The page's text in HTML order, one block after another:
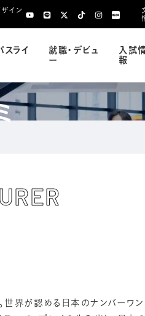
イン
スライ
就職・デビュ
ー
入試
報
界が認める⽇本のナンバーワン